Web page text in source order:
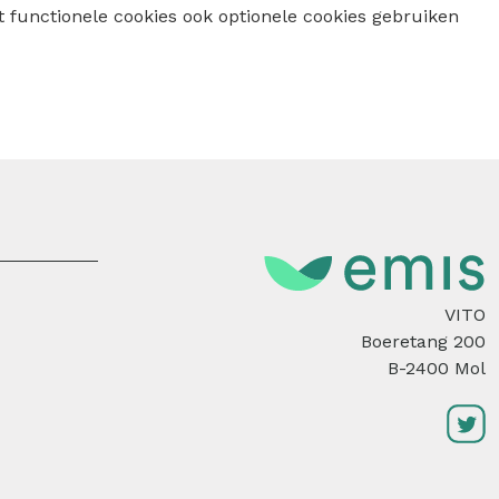
cookies ook optionele cookies gebruiken
VITO
Boeretang 200
B-2400 Mol